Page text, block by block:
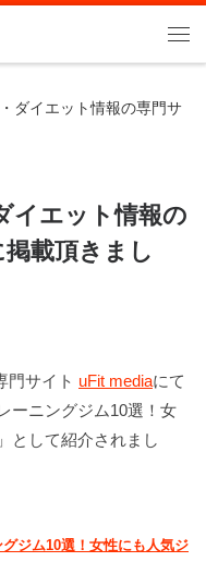
ダイエット情報の専門サ
イエット情報の
載頂きまし
門サイト uFit mediaにて
ーニングジム10選！女
として紹介されまし
ジム10選！女性にも人気ジ